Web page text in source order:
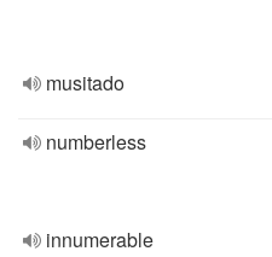
musitado
numberless
innumerable